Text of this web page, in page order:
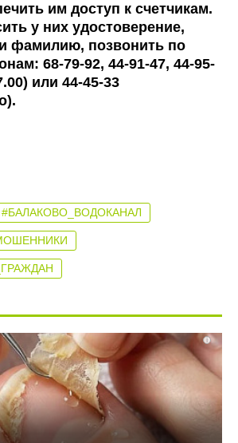
им доступ к счетчикам.
у них удостоверение,
фамилию, позвонить по
68-79-92, 44-91-47, 44-95-
или 44-45-33
#БАЛАКОВО_ВОДОКАНАЛ
i